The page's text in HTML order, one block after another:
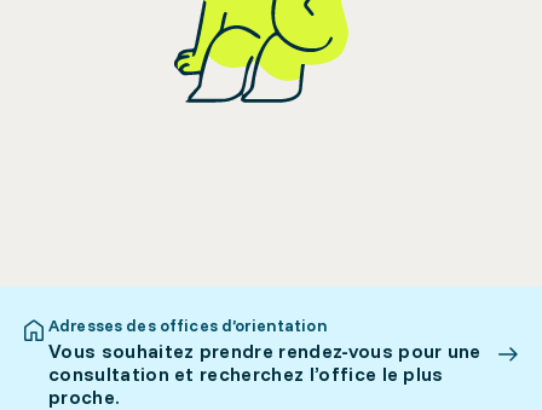
Adresses des offices d’orientation
Vous souhaitez prendre rendez-vous pour une
consultation et recherchez l’office le plus
proche.